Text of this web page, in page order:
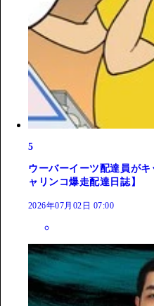
5
ウーバーイーツ配達員が
ャリンコ爆走配達日誌】
2026年07月02日 07:00